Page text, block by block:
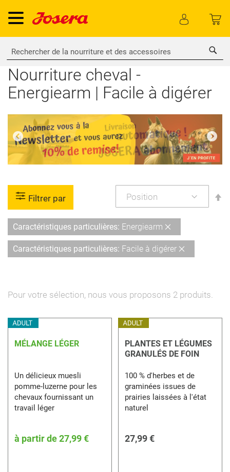
Nourriture cheval -
Energiearm | Facile à digérer
Caractéristiques particulières Energiearm
cet
Élément
Caractéristiques particulières Facile à digérer
cet
Pour votre sélection, nous vous proposons 2 produits.
MÉLANGE LÉGER
Un délicieux muesli
pomme-luzerne pour les
chevaux fournissant un
travail léger
à partir de27,99 €
PLANTES ET LÉGUMES
GRANULÉS DE FOIN
100 % d'herbes et de
graminées issues de
prairies laissées à l'état
naturel
27,99 €
Filtrer par